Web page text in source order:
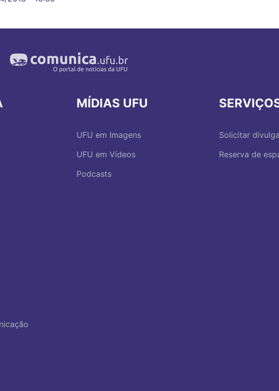
MÍDIAS UFU
UFU em Imagens
UFU em Vídeos
Podcasts
Solicitar
Reserva de